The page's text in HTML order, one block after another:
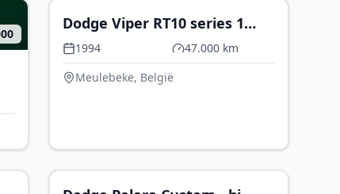
Dodge Viper RT10 series 1
uitmuntende staat gekeurd
in Belgie
1994
47.000 km
Meulebeke, België